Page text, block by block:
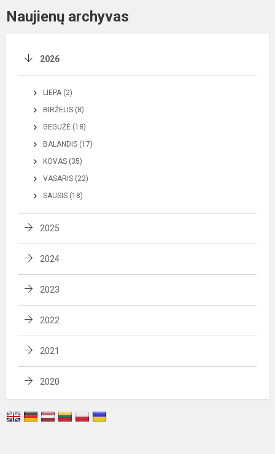
Naujienų archyvas
2026
LIEPA (2)
BIRŽELIS (8)
GEGUŽĖ (18)
BALANDIS (17)
KOVAS (35)
VASARIS (22)
SAUSIS (18)
2025
2024
2023
2022
2021
2020